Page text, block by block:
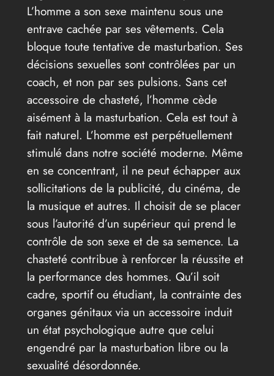
L’homme a son sexe maintenu sous une
entrave cachée par ses vêtements. Cela
bloque toute tentative de masturbation. Ses
décisions sexuelles sont contrôlées par un
coach, et non par ses pulsions. Sans cet
accessoire de chasteté, l’homme cède
aisément à la masturbation. Cela est tout à
fait naturel. L’homme est perpétuellement
stimulé dans notre société moderne. Même
en se concentrant, il ne peut échapper aux
sollicitations de la publicité, du cinéma, de
la musique et autres. Il choisit de se placer
sous l’autorité d’un supérieur qui prend le
contrôle de son sexe et de sa semence. La
chasteté contribue à renforcer la réussite et
la performance des hommes. Qu’il soit
cadre, sportif ou étudiant, la contrainte des
organes génitaux via un accessoire induit
un état psychologique autre que celui
engendré par la masturbation libre ou la
sexualité désordonnée.